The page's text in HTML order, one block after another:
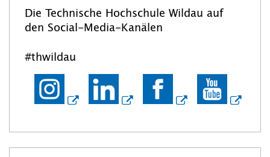
Die Technische Hochschule Wildau auf
den Social-Media-Kanälen
#thwildau